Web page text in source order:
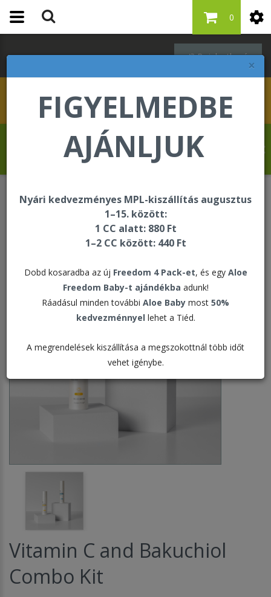
×
FIGYELMEDBE
AJÁNLJUK
Nyári kedvezményes MPL-kiszállítás augusztus
1–15. között:
1 CC alatt: 880 Ft
1–2 CC között: 440 Ft
Dobd kosaradba az új Freedom 4 Pack-et, és egy Aloe
Freedom Baby-t ajándékba adunk!
Ráadásul minden további Aloe Baby most 50%
kedvezménnyel lehet a Tiéd.
A megrendelések kiszállítása a megszokottnál több időt
vehet igénybe.
Bejelentkezés
0
Szabó Regina üdvözli Önt a Forever Living
internetes áruházában!
Pontértékes újdonságok
Vitamin C and Bakuchiol Combo Kit
Vitamin C and Bakuchiol
Combo Kit